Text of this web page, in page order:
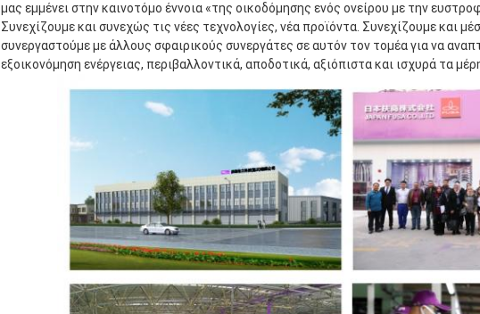
μας εμμένει στην καινοτόμο έννοια «της οικοδόμησης ενός ονείρου με την
Συνεχίζουμε και συνεχώς τις νέες τεχνολογίες, νέα προϊόντα. Συνεχίζουμε και
συνεργαστούμε με άλλους σφαιρικούς συνεργάτες σε αυτόν τον τομέα για να
εξοικονόμηση ενέργειας, περιβαλλοντικά, αποδοτικά, αξιόπιστα και ισχυρά τα